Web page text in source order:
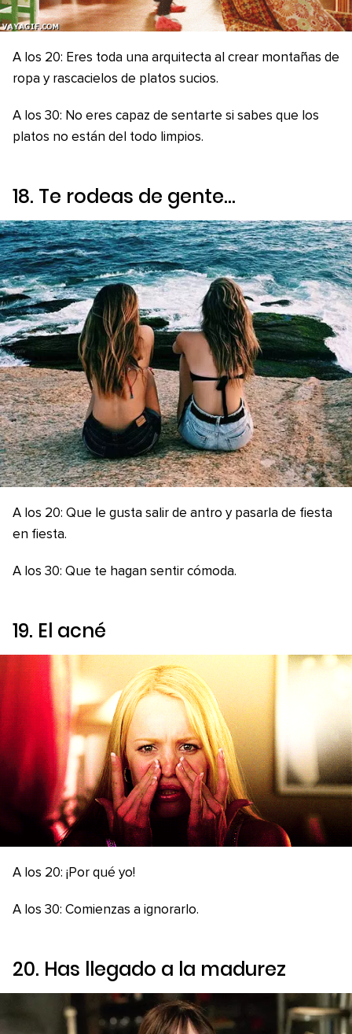
A los 20: Eres toda una arquitecta al crear montañas de
ropa y rascacielos de platos sucios.
A los 30: No eres capaz de sentarte si sabes que los
platos no están del todo limpios.
18. Te rodeas de gente…
A los 20: Que le gusta salir de antro y pasarla de fiesta
en fiesta.
A los 30: Que te hagan sentir cómoda.
19. El acné
A los 20: ¡Por qué yo!
A los 30: Comienzas a ignorarlo.
20. Has llegado a la madurez